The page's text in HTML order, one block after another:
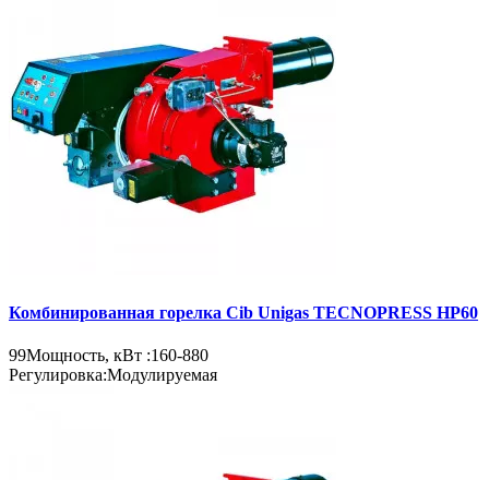
Комбинированная горелка Cib Unigas TECNOPRESS HP60
99Мощность, кВт :160-880
Регулировка:Модулируемая